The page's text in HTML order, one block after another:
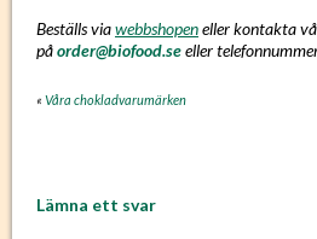
Beställs viawebbshopeneller kontakta
påorder@biofood.seeller
« Våra chokladvarumärken
Lämna ett svar